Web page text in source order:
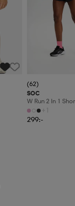
(62)
SOC
W Run 2 In 1
+1
299:-